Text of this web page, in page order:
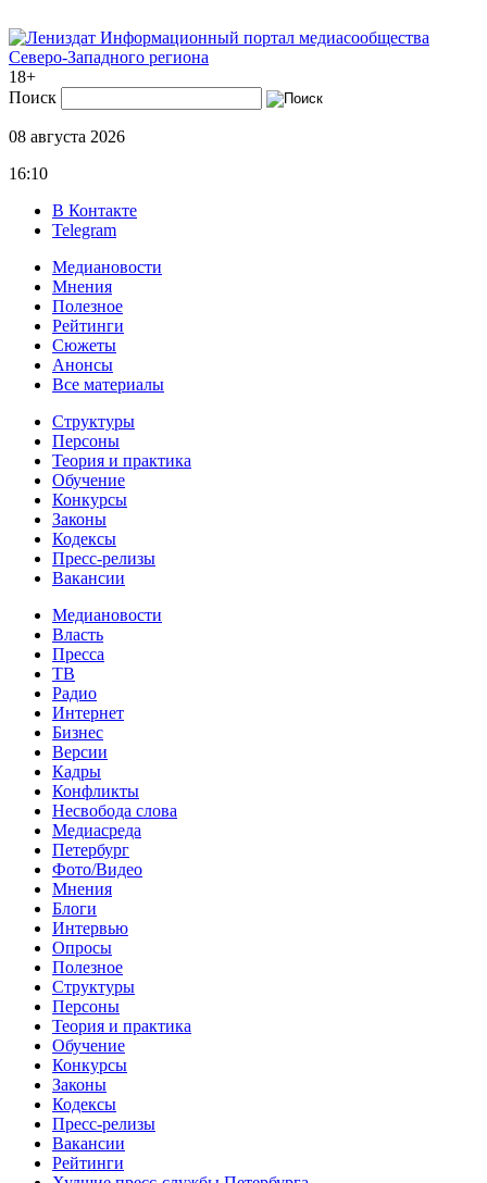
Информационный портал медиасообщества
Северо-Западного региона
18+
Поиск
08 августа 2026
16:10
В Контакте
Telegram
Медиановости
Мнения
Полезное
Рейтинги
Сюжеты
Анонсы
Все материалы
Структуры
Персоны
Теория и практика
Обучение
Конкурсы
Законы
Кодексы
Пресс-релизы
Вакансии
Медиановости
Власть
Пресса
ТВ
Радио
Интернет
Бизнес
Версии
Кадры
Конфликты
Несвобода слова
Медиасреда
Петербург
Фото/Видео
Мнения
Блоги
Интервью
Опросы
Полезное
Структуры
Персоны
Теория и практика
Обучение
Конкурсы
Законы
Кодексы
Пресс-релизы
Вакансии
Рейтинги